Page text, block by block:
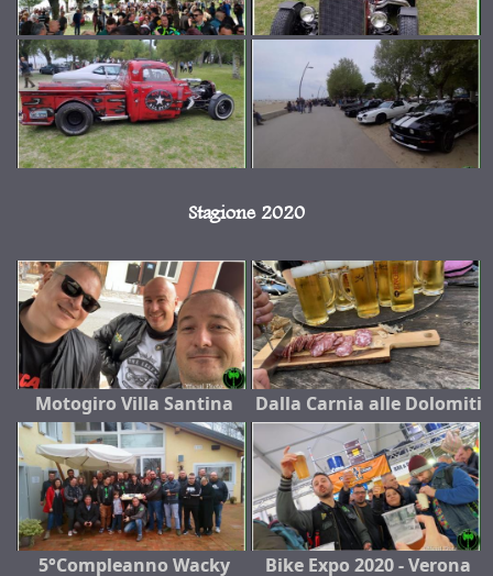
Stagione 2020
Motogiro Villa Santina Dalla Carnia alle Dolomiti
5°Compleanno Wacky
Bike Expo 2020 - Verona